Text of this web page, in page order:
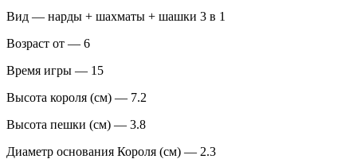
Вид — нарды + шахматы + шашки 3 в 1
Возраст от — 6
Время игры — 15
Высота короля (см) — 7.2
Высота пешки (см) — 3.8
Диаметр основания Короля (см) — 2.3